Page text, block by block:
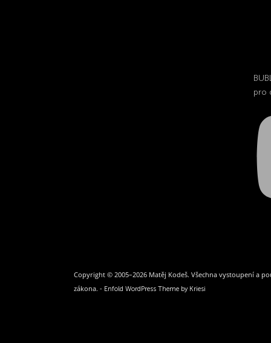
pro
Copyright © 2005–2026 Matěj Kodeš. Všechna vystoupení a
zákona. - Enfold WordPress Theme by Kriesi